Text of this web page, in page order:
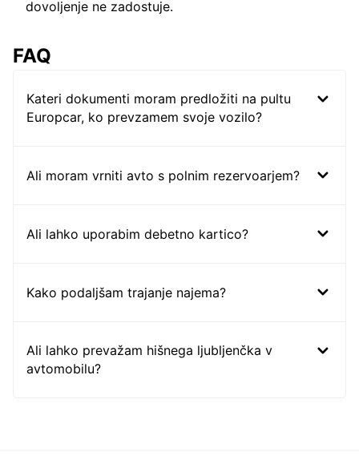
dovoljenje ne zadostuje.
FAQ
Kateri dokumenti moram predložiti na pultu
Europcar, ko prevzamem svoje vozilo?
Ali moram vrniti avto s polnim rezervoarjem?
Ali lahko uporabim debetno kartico?
Kako podaljšam trajanje najema?
Ali lahko prevažam hišnega ljubljenčka v
avtomobilu?